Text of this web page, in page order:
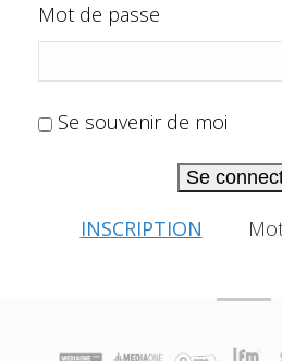
Mot de passe
Se souvenir de moi
Se
INSCRIPTION